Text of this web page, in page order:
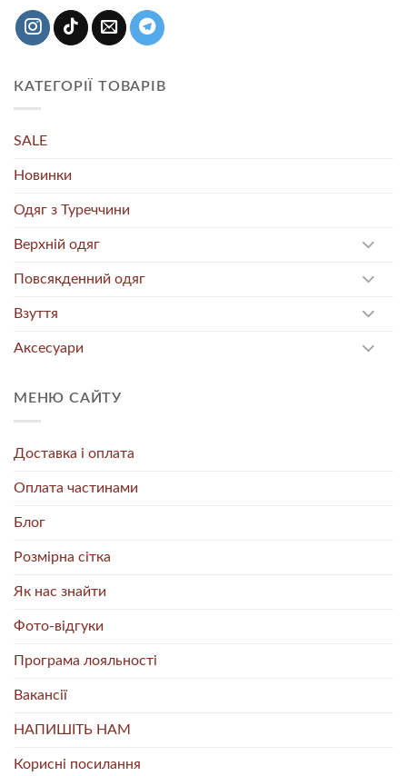
КАТЕГОРІЇ ТОВАРІВ
SALE
Новинки
Одяг з Туреччини
Верхній одяг
Повсякденний одяг
Взуття
Аксесуари
МЕНЮ САЙТУ
Доставка і оплата
Оплата частинами
Блог
Розмірна сітка
Як нас знайти
Фото-відгуки
Програма лояльності
Вакансії
НАПИШІТЬ НАМ
Корисні посилання